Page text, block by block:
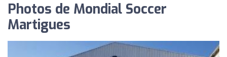
Photos de Mondial Soccer
Martigues